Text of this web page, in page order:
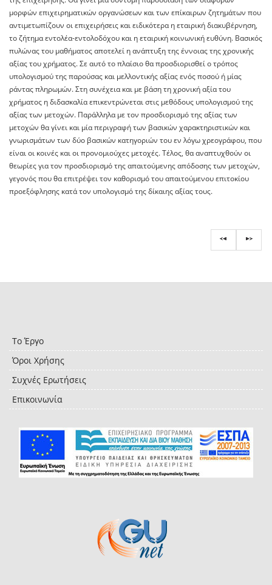
μορφών επιχειρηματικών οργανώσεων και των επίκαιρων ζητημάτων που
αντιμετωπίζουν οι επιχειρήσεις και ειδικότερα η εταιρική διακυβέρνηση,
το ζήτημα εντολέα-εντολοδόχου και η εταιρική κοινωνική ευθύνη. Βασικός
πυλώνας του μαθήματος αποτελεί η ανάπτυξη της έννοιας της χρονικής
αξίας του χρήματος. Σε αυτό το πλαίσιο θα προσδιορισθεί ο τρόπος
υπολογισμού της παρούσας και μελλοντικής αξίας ενός ποσού ή μίας
ράντας πληρωμών. Στη συνέχεια και με βάση τη χρονική αξία του
χρήματος η διδασκαλία επικεντρώνεται στις μεθόδους υπολογισμού της
αξίας των μετοχών. Παράλληλα με τον προσδιορισμό της αξίας των
μετοχών θα γίνει και μία περιγραφή των βασικών χαρακτηριστικών και
γνωρισμάτων των δύο βασικών κατηγοριών του εν λόγω χρεογράφου, που
είναι οι κοινές και οι προνομιούχες μετοχές. Τέλος, θα αναπτυχθούν οι
θεωρίες για τον προσδιορισμό της απαιτούμενης απόδοσης των μετοχών,
γεγονός που θα επιτρέψει τον καθορισμό του απαιτούμενου επιτοκίου
προεξόφλησης κατά τον υπολογισμό της δίκαιης αξίας τους.
Το Έργο
Όροι Χρήσης
Συχνές Ερωτήσεις
Επικοινωνία